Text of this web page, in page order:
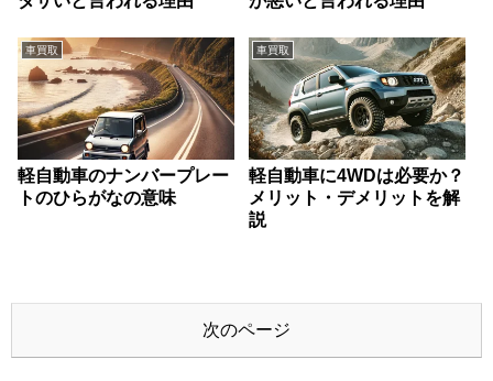
車買取
軽自動車のナンバープレー
トのひらがなの意味
車買取
軽自動車に4WDは必要か？
メリット・デメリットを解
説
次のページ